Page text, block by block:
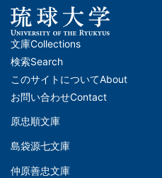
メ
イ
ン
ナ
ビ
文庫Collections
検索Search
このサイトについてAbout
お問い合わせContact
文
原忠順文庫
島袋源七文庫
仲原善忠文庫